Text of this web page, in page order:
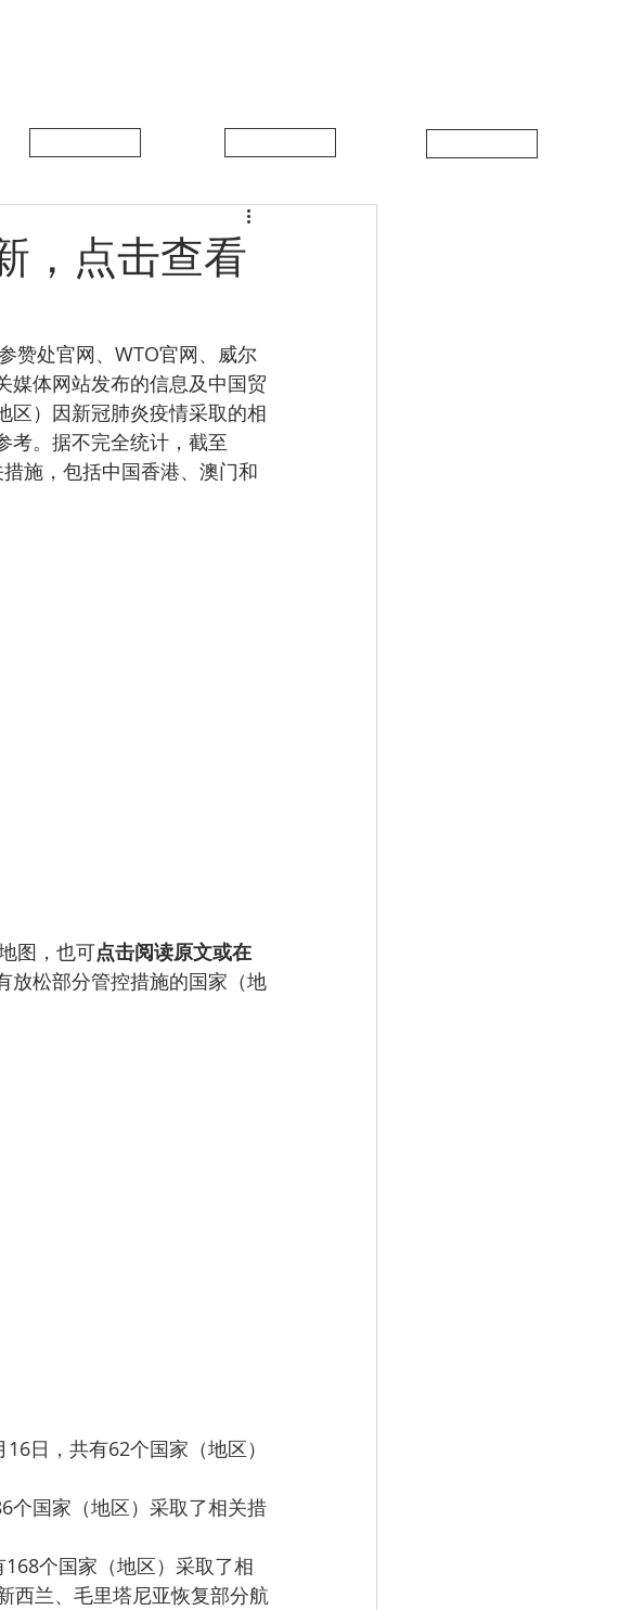
，点击查看
媒体网站发布的信息及中国贸
区）因新冠肺炎疫情采取的相
考。据不完全统计，截至
施，包括中国香港、澳门和
图，也可点击阅读原文或在
放松部分管控措施的国家（地
日，共有62个国家（地区）
国家（地区）采取了相关措
个国家（地区）采取了相
西兰、毛里塔尼亚恢复部分航